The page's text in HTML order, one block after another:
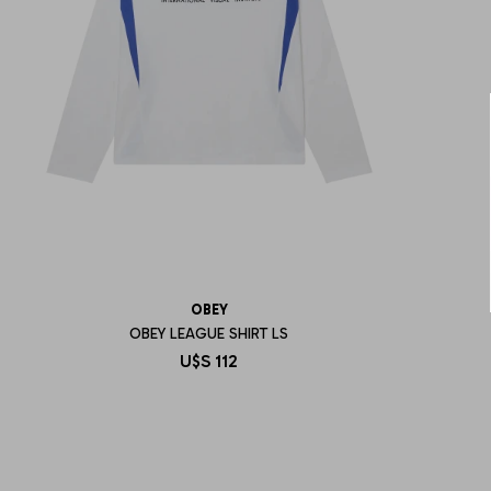
OBEY
OBEY LEAGUE SHIRT LS
U$S 112